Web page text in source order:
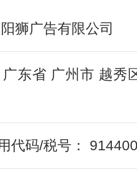
狮广告有限公司
东省 广州市 越秀
代码/税号：